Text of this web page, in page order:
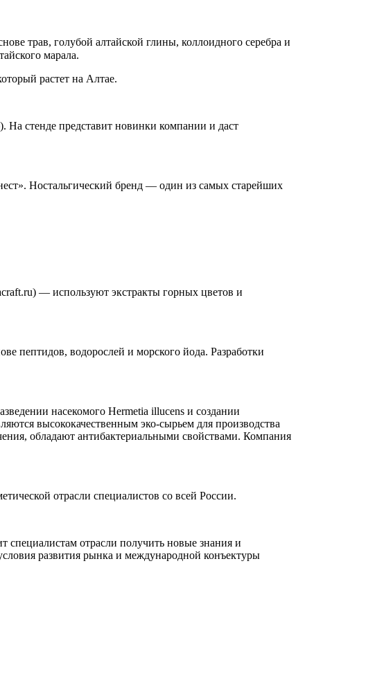
трав, голубой алтайской глины, коллоидного серебра и
марала.
растет на Алтае.
На стенде представит новинки компании и даст
Ностальгический бренд — один из самых старейших
— используют экстракты горных цветов и
пептидов, водорослей и морского йода. Разработки
насекомого Hermetia illucens и создании
высококачественным эко-сырьем для производства
обладают антибактериальными свойствами. Компания
отрасли специалистов со всей России.
специалистам отрасли получить новые знания и
развития рынка и международной конъектуры